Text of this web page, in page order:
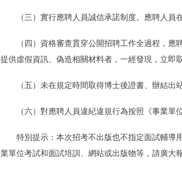
（三）實行應聘人員誠信承諾制度。應聘人員在
（四）資格審查貫穿公開招聘工作全過程，應聘
提供虛假資訊、偽造相關材料者，一經發現，立即
（五）未在規定時間取得博士後證書、辦結出站
（六）對應聘人員違紀違規行為按照《事業單位
特別提示：本次招考不出版也不指定面試輔導用
業單位考試和面試培訓、網站或出版物等，請廣大